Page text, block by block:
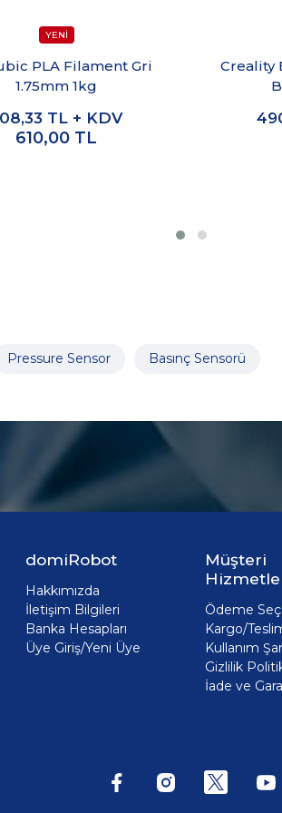
PLA Filament Gri
1.75mm 1kg
TL + KDV
610,00 TL
Creality
Pressure Sensor Basınç Sensorü
domiRobot
Hakkımızda
İletişim Bilgileri
Banka Hesapları
Üye Giriş/Yeni Üye
Müşteri
Ödeme
Kargo/
Kullanım
Gizlilik
İade ve